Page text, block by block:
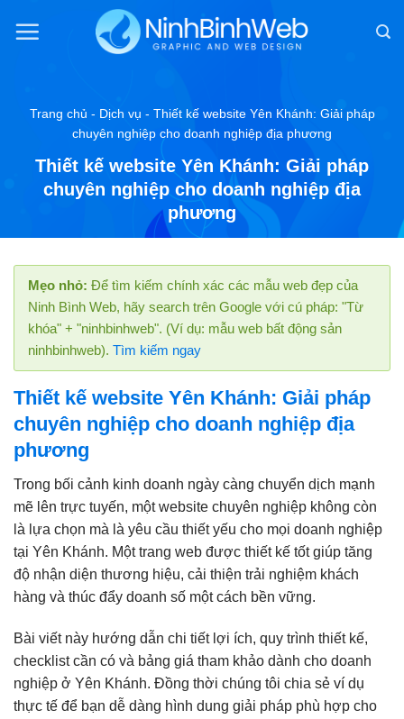
đến
Trang chủ - Dịch vụ - Thiết kế website Yên Khánh: Giải pháp
chuyên nghiệp cho doanh nghiệp địa phương
Thiết kế website Yên Khánh: Giải pháp
chuyên nghiệp cho doanh nghiệp địa
phương
Mẹo nhỏ: Để tìm kiếm chính xác các mẫu web đẹp của
Ninh Bình Web, hãy search trên Google với cú pháp: "Từ
khóa" + "ninhbinhweb". (Ví dụ: mẫu web bất động sản
ninhbinhweb). Tìm kiếm ngay
Thiết kế website Yên Khánh: Giải pháp
chuyên nghiệp cho doanh nghiệp địa
phương
Trong bối cảnh kinh doanh ngày càng chuyển dịch mạnh
mẽ lên trực tuyến, một website chuyên nghiệp không còn
là lựa chọn mà là yêu cầu thiết yếu cho mọi doanh nghiệp
tại Yên Khánh. Một trang web được thiết kế tốt giúp tăng
độ nhận diện thương hiệu, cải thiện trải nghiệm khách
hàng và thúc đẩy doanh số một cách bền vững.
Bài viết này hướng dẫn chi tiết lợi ích, quy trình thiết kế,
checklist cần có và bảng giá tham khảo dành cho doanh
nghiệp ở Yên Khánh. Đồng thời chúng tôi chia sẻ ví dụ
thực tế để bạn dễ dàng hình dung giải pháp phù hợp cho